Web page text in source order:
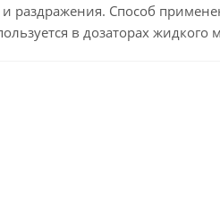
раздражения. Способ
в дозаторах жидкого